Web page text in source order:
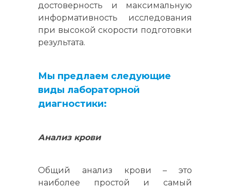
достоверность и максимальную
информативность исследования
при высокой скорости подготовки
результата.
Мы предлаем следующие
виды лабораторной
диагностики:
Анализ крови
Общий анализ крови – это
наиболее простой и самый